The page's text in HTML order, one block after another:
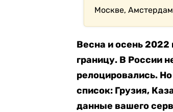
Москве,
Весна и осень 2022
границу. В России
релоцировались.
список: Грузия,
данные вашего